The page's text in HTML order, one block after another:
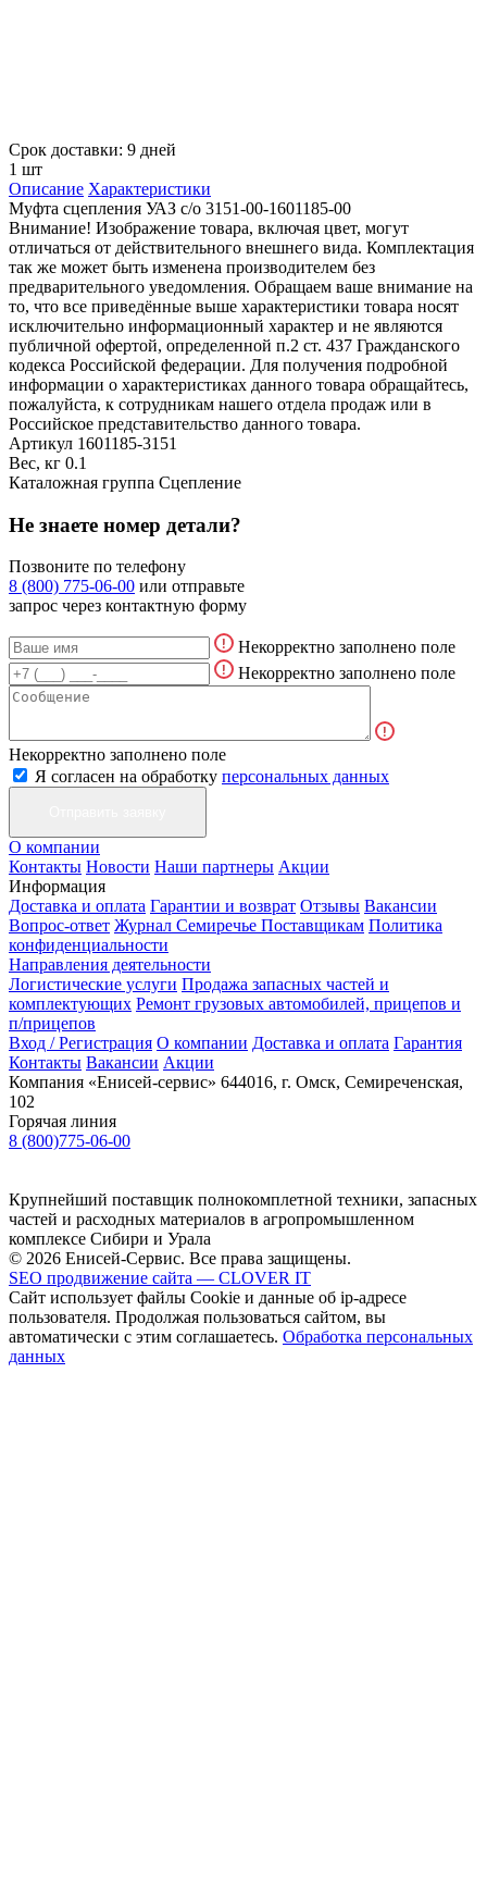
Срок доставки: 9 дней
1 шт
Описание Характеристики
Муфта сцепления УАЗ с/о 3151-00-1601185-00
Внимание! Изображение товара, включая цвет, могут
отличаться от действительного внешнего вида. Комплектация
так же может быть изменена производителем без
предварительного уведомления. Обращаем ваше внимание на
то, что все приведённые выше характеристики товара носят
исключительно информационный характер и не являются
публичной офертой, определенной п.2 ст. 437 Гражданского
кодекса Российской федерации. Для получения подробной
информации о характеристиках данного товара обращайтесь,
пожалуйста, к сотрудникам нашего отдела продаж или в
Российское представительство данного товара.
Артикул 1601185-3151
Вес, кг 0.1
Каталожная группа Сцепление
Не знаете номер детали?
Позвоните по телефону
8 (800) 775-06-00 или отправьте
запрос через контактную форму
Некорректно заполнено поле
Некорректно заполнено поле
Некорректно заполнено поле
Я согласен на обработку персональных данных
О компании
Контакты Новости Наши партнеры Акции
Информация
Доставка и оплата Гарантии и возврат Отзывы Вакансии
Вопрос-ответ Журнал Семиречье Поставщикам Политика
конфиденциальности
Направления деятельности
Логистические услуги Продажа запасных частей и
комплектующих Ремонт грузовых автомобилей, прицепов и
п/прицепов
Вход / Регистрация О компании Доставка и оплата Гарантия
Контакты Вакансии Акции
Компания «Енисей-сервис» 644016, г. Омск, Семиреченская,
102
Горячая линия
8 (800)775-06-00
Крупнейший поставщик полнокомплетной техники, запасных
частей и расходных материалов в агропромышленном
комплексе Сибири и Урала
© 2026 Енисей-Сервис. Все права защищены.
SEO продвижение сайта — CLOVER IT
Сайт использует файлы Cookie и данные об ip-адресе
пользователя. Продолжая пользоваться сайтом, вы
автоматически с этим соглашаетесь. Обработка персональных
данных